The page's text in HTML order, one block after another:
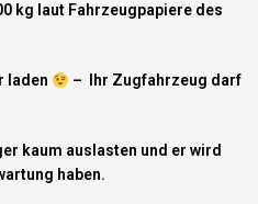
Fahrzeugpapiere des
laden
– Ihr Zugfahrzeug darf
kaum auslasten und er wird
haben.